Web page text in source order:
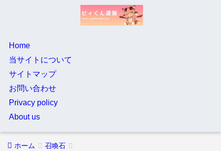
Home
当サイトについて
サイトマップ
お問い合わせ
Privacy policy
About us
ホーム 召喚石